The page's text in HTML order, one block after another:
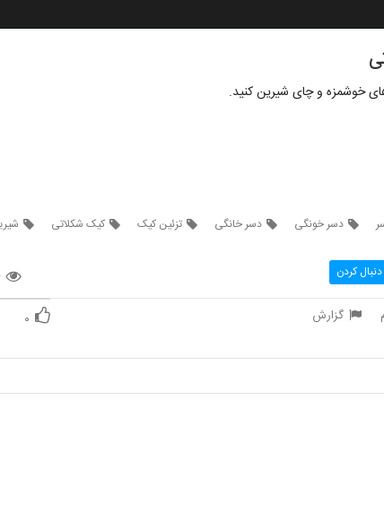
خوشمزه و چای شیرین کنید.
دسر خونگی دسر خانگی تزئین کیک کیک شکلاتی
۱۷۶ دنبال کردن
گزارش ۰